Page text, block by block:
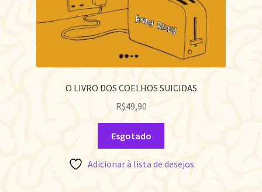
O LIVRO DOS COELHOS SUICIDAS
R$49,90
Esgotado
Adicionar à lista de desejos